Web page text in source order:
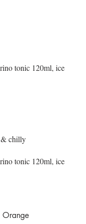
tonic 120ml, ice
chilly
tonic 120ml, ice
Orange